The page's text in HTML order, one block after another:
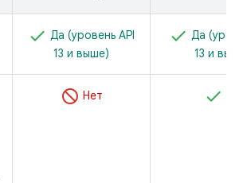
Да (уровень API
13 и выше)
Да
13 и
Нет